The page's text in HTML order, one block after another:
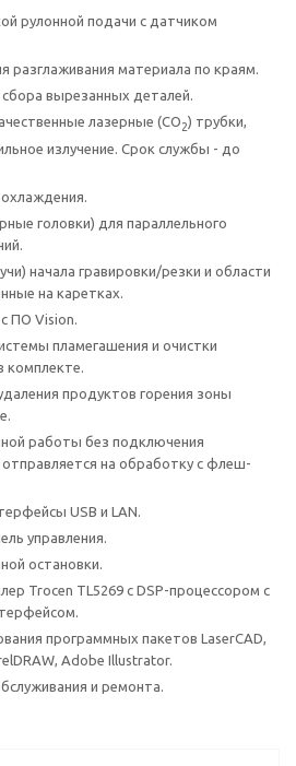
рулонной подачи с датчиком
разглаживания материала по краям.
вырезанных деталей.
лазерные (СО2) трубки,
излучение. Срок службы - до
головки) для параллельного
начала гравировки/резки и области
на каретках.
ПО Vision.
пламегашения и очистки
продуктов горения зоны
работы без подключения
на обработку с флеш-
USB и LAN.
управления.
остановки.
Trocen TL5269 с DSP-процессором с
программных пакетов LaserCAD,
Adobe Illustrator.
и ремонта.